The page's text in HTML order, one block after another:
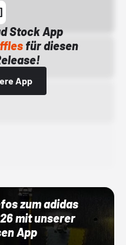
Stock App
für diesen
App
zum adidas
mit unserer
App